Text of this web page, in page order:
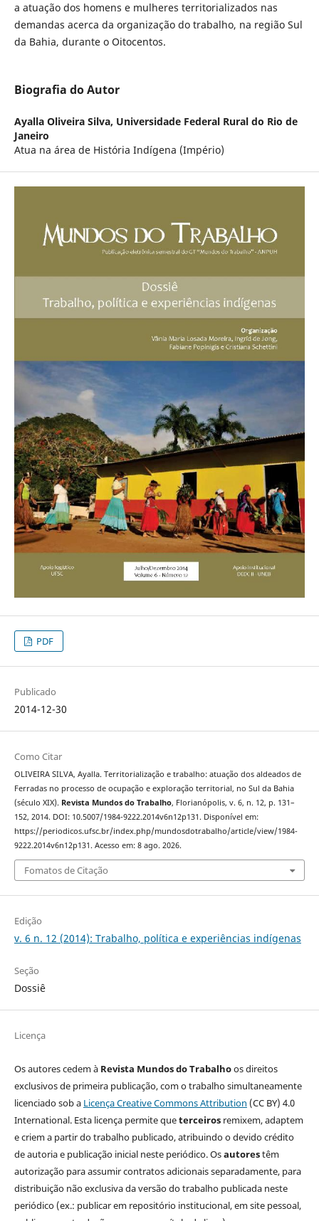
a atuação dos homens e mulheres territorializados nas
demandas acerca da organização do trabalho, na região Sul
da Bahia, durante o Oitocentos.
Biografia do Autor
Ayalla Oliveira Silva, Universidade Federal Rural do Rio de
Janeiro
Atua na área de História Indígena (Império)
PDF
Publicado
2014-12-30
Como Citar
OLIVEIRA SILVA, Ayalla. Territorialização e trabalho: atuação dos aldeados de
Ferradas no processo de ocupação e exploração territorial, no Sul da Bahia
(século XIX). Revista Mundos do Trabalho, Florianópolis, v. 6, n. 12, p. 131–
152, 2014. DOI: 10.5007/1984-9222.2014v6n12p131. Disponível em:
https://periodicos.ufsc.br/index.php/mundosdotrabalho/article/view/1984-
9222.2014v6n12p131. Acesso em: 8 ago. 2026.
Fomatos de Citação
Edição
v. 6 n. 12 (2014): Trabalho, política e experiências indígenas
Seção
Dossiê
Licença
Os autores cedem à Revista Mundos do Trabalhoos direitos
exclusivos de primeira publicação, com o trabalho simultaneamente
licenciado sob a Licença Creative Commons Attribution (CC BY) 4.0
International. Esta licença permite queterceirosremixem, adaptem
e criem a partir do trabalho publicado, atribuindo o devido crédito
de autoria e publicação inicial neste periódico. Osautorestêm
autorização para assumir contratos adicionais separadamente, para
distribuição não exclusiva da versão do trabalho publicada neste
periódico (ex.: publicar em repositório institucional, em site pessoal,